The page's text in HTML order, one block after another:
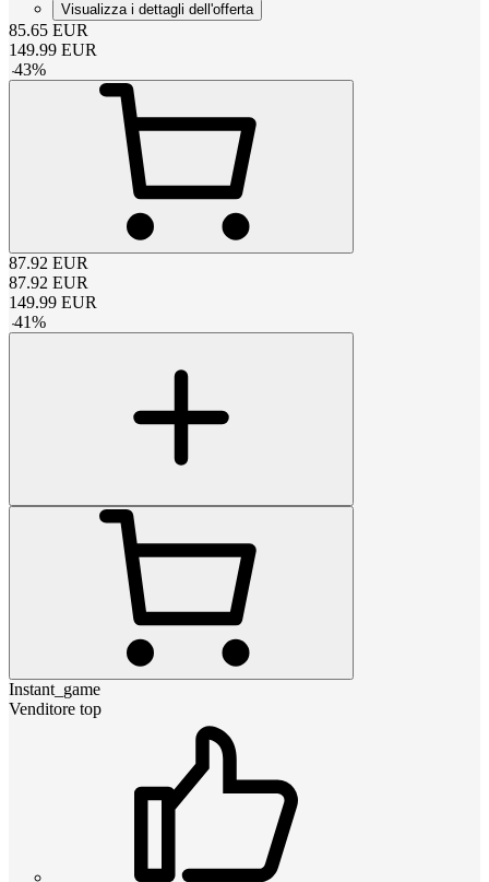
Visualizza i dettagli dell'offerta
85.65 EUR
149.99 EUR
-43%
87.92 EUR
87.92 EUR
149.99 EUR
-41%
Instant_game
Venditore top